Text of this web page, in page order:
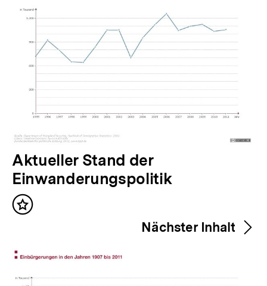
V
o
r
h
r
Aktueller Stand der
Einwanderungspolitik
Inhalt
Nächster Inhalt